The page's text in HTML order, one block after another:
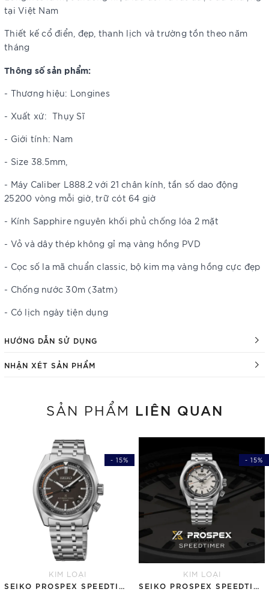
tại Việt Nam
Thiết kế cổ điển, đẹp, thanh lịch và trường tồn theo năm
tháng
Thông số sản phẩm:
- Thương hiệu: Longines
- Xuất xứ: Thụy Sĩ
- Giới tính: Nam
- Size 38.5mm,
- Máy Caliber L888.2 với 21 chân kính, tần số dao động
25200 vòng mỗi giờ, trữ cót 64 giờ
- Kính Sapphire nguyên khối phủ chống lóa 2 mặt
- Vỏ và dây thép không gỉ mạ vàng hồng PVD
- Cọc số la mã chuẩn classic, bộ kim mạ vàng hồng cực đẹp
- Chống nước 30m (3atm)
- Có lịch ngày tiện dụng
HƯỚNG DẪN SỬ DỤNG
NHẬN XÉT SẢN PHẨM
SẢN PHẨM LIÊN QUAN
- 15%
KIM LOẠI
- 15%
KIM LOẠI